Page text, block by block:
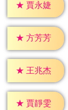
★ 賈永婕
★ 方芳芳
★ 王兆杰
★ 賈靜雯